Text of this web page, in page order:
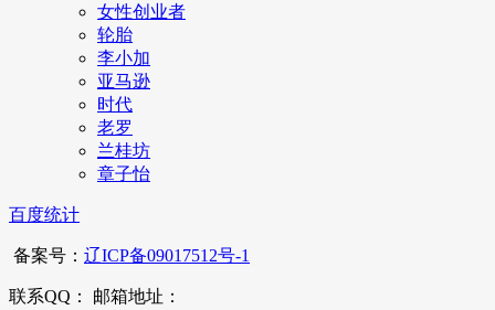
女性创业者
轮胎
李小加
亚马逊
时代
老罗
兰桂坊
章子怡
百度统计
备案号： 辽ICP备09017512号-1
联系QQ： 邮箱地址：